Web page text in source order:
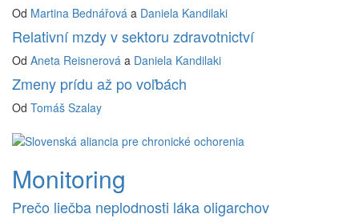
Od Martina Bednářová a Daniela Kandilaki
Relativní mzdy v sektoru zdravotnictví
Od Aneta Reisnerová a Daniela Kandilaki
Zmeny prídu až po voľbách
Od Tomáš Szalay
Monitoring
Prečo liečba neplodnosti láka oligarchov